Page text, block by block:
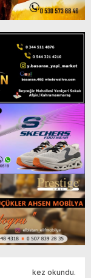
kez okundu.